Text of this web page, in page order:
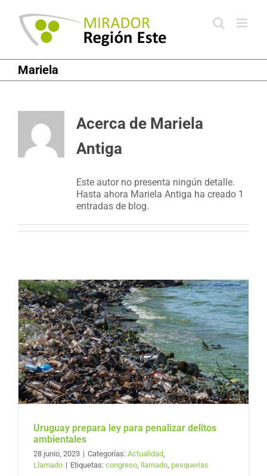
contenido
Mariela
Acerca de Mariela
Antiga
Este autor no presenta ningún detalle.
Hasta ahora Mariela Antiga ha creado 1
entradas de blog.
Uruguay prepara ley para penalizar
delitos ambientales
Uruguay prepara ley para penalizar delitos
ambientales
28 junio, 2023 | Categorías: Actualidad,
Llamado | Etiquetas: congreso, llamado, pesquerías